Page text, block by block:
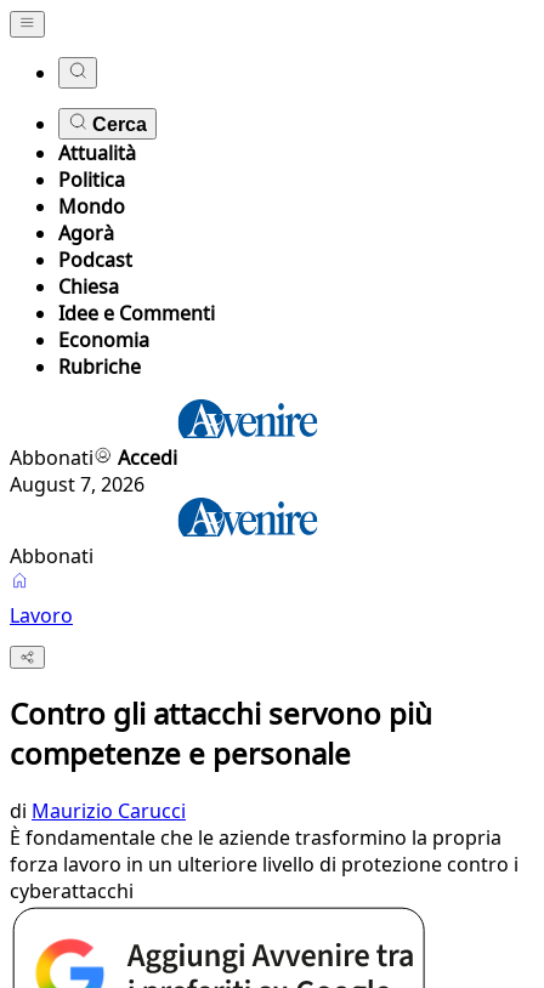
Cerca
Attualità
Politica
Mondo
Agorà
Podcast
Chiesa
Idee e Commenti
Economia
Rubriche
Abbonati
Accedi
August 7, 2026
Abbonati
Lavoro
Contro gli attacchi servono più
competenze e personale
di Maurizio Carucci
È fondamentale che le aziende trasformino la propria
forza lavoro in un ulteriore livello di protezione contro i
cyberattacchi